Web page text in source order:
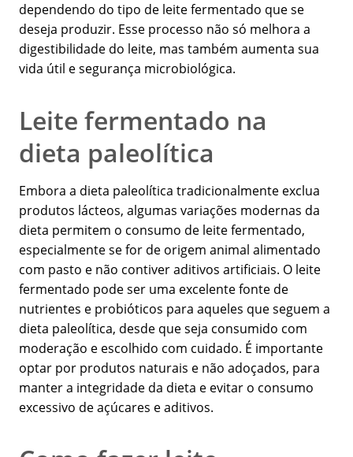
dependendo do tipo de leite fermentado que se
deseja produzir. Esse processo não só melhora a
digestibilidade do leite, mas também aumenta sua
vida útil e segurança microbiológica.
Leite fermentado na
dieta paleolítica
Embora a dieta paleolítica tradicionalmente exclua
produtos lácteos, algumas variações modernas da
dieta permitem o consumo de leite fermentado,
especialmente se for de origem animal alimentado
com pasto e não contiver aditivos artificiais. O leite
fermentado pode ser uma excelente fonte de
nutrientes e probióticos para aqueles que seguem a
dieta paleolítica, desde que seja consumido com
moderação e escolhido com cuidado. É importante
optar por produtos naturais e não adoçados, para
manter a integridade da dieta e evitar o consumo
excessivo de açúcares e aditivos.